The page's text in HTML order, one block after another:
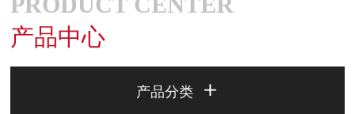
产品中心
产品分类 